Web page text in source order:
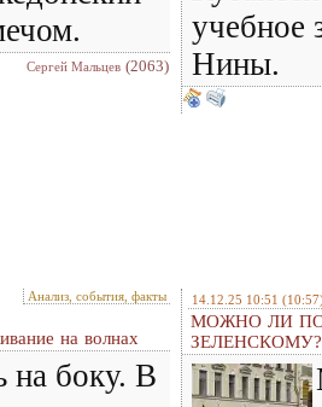
Сергей Мальцев (2063)
учебное
Нины.
Анализ, события, факты
на волнах
на боку. В
14.12.25 10:51
МОЖНО ЛИ
ЗЕЛЕНСКОМУ?